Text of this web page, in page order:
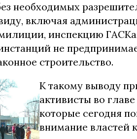
необходимых
включая
инспекцию
не
строительство.
К такому выводу
активисты во
которые сегодня
внимание властей